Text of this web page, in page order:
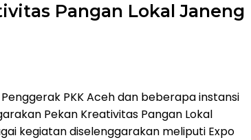
Pangan Lokal Janeng
Penggerak PKK Aceh dan beberapa instansi
Pekan Kreativitas Pangan Lokal
kegiatan diselenggarakan meliputi Expo